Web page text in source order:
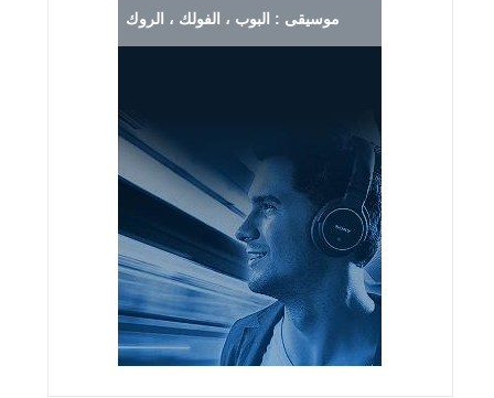
موسيقى : البوب ، الفولك ، الروك